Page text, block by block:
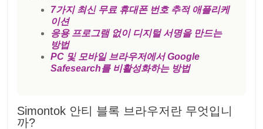
7가지 최신 무료 휴대폰 번호 추적 애플리케
이션
응용 프로그램 없이 디지털 서명을 만드는
방법
PC 및 모바일 브라우저에서 Google
Safesearch를 비활성화하는 방법
Simontok 안티 블록 브라우저란 무엇입니
까?